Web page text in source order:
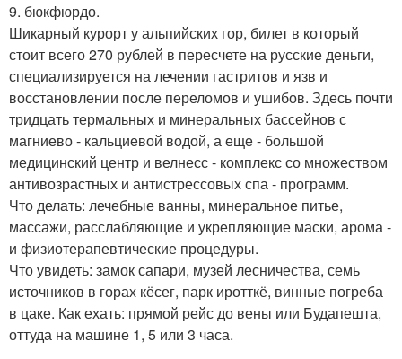
9. бюкфюрдо.
Шикарный курорт у альпийских гор, билет в который
стоит всего 270 рублей в пересчете на русские деньги,
специализируется на лечении гастритов и язв и
восстановлении после переломов и ушибов. Здесь почти
тридцать термальных и минеральных бассейнов с
магниево - кальциевой водой, а еще - большой
медицинский центр и велнесс - комплекс со множеством
антивозрастных и антистрессовых спа - программ.
Что делать: лечебные ванны, минеральное питье,
массажи, расслабляющие и укрепляющие маски, арома -
и физиотерапевтические процедуры.
Что увидеть: замок сапари, музей лесничества, семь
источников в горах кёсег, парк иротткё, винные погреба
в цаке. Как ехать: прямой рейс до вены или Будапешта,
оттуда на машине 1, 5 или 3 часа.